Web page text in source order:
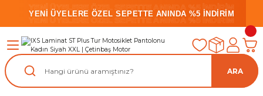
YENİ ÜYELERE ÖZEL SEPETTE ANINDA %5 İNDİRİM
YENİ ÜYELERE ÖZEL SEPETTE ANINDA %5 İNDİRİM
YENİ ÜYELERE ÖZEL SEPETTE ANINDA %5 İNDİRİM
ARA